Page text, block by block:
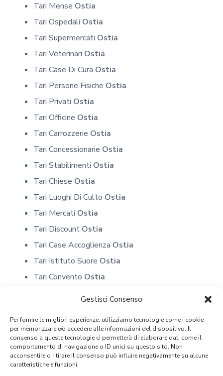
Gestisci Consenso
Per fornire le migliori esperienze, utilizziamo tecnologie come i cookie
per memorizzare e/o accedere alle informazioni del dispositivo. Il
consenso a queste tecnologie ci permetterà di elaborare dati come il
comportamento di navigazione o ID unici su questo sito. Non
acconsentire o ritirare il consenso può influire negativamente su alcune
caratteristiche e funzioni.
Tari Mense Ostia
Tari Ospedali Ostia
Tari Supermercati Ostia
Tari Veterinari Ostia
Tari Case Di Cura Ostia
Tari Persone Fisiche Ostia
Tari Privati Ostia
Tari Officine Ostia
Tari Carrozzerie Ostia
Tari Concessionarie Ostia
Tari Stabilimenti Ostia
Tari Chiese Ostia
Tari Luoghi Di Culto Ostia
Tari Mercati Ostia
Tari Discount Ostia
Tari Case Accoglienza Ostia
Tari Istituto Suore Ostia
Tari Convento Ostia
Tari ArtigianiOstia
Tari DiscotecheOstia
Tari Cliniche Private Ostia